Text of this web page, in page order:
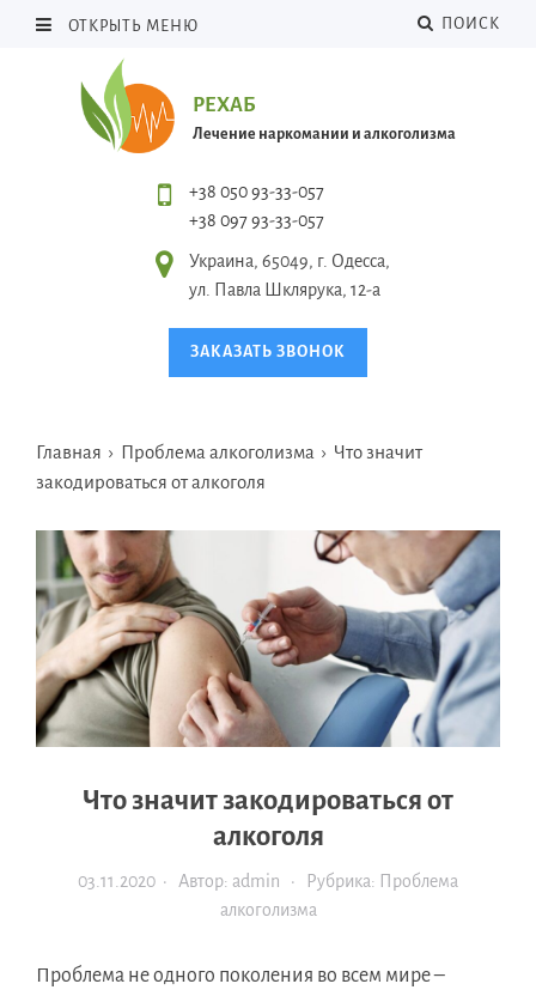
ОТКРЫТЬ МЕНЮ ПОИСК
РЕХАБ
Лечение наркомании и алкоголизма
+38 050 93-33-057
+38 097 93-33-057
Украина, 65049, г. Одесса,
ул. Павла Шклярука, 12-а
ЗАКАЗАТЬ ЗВОНОК
Главная › Проблема алкоголизма › Что значит
закодироваться от алкоголя
Что значит закодироваться от
алкоголя
03.11.2020 · Автор: admin · Рубрика: Проблема
алкоголизма
Проблема не одного поколения во всем мире –